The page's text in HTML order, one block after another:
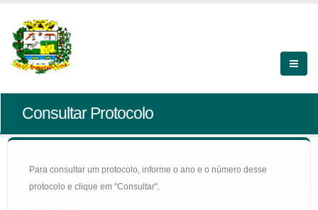
Consultar Protocolo
Para consultar um protocolo, informe o ano e o número desse
protocolo e clique em "Consultar".